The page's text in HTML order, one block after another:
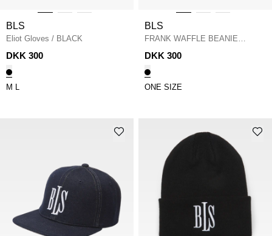
BLS
Eliot Gloves / BLACK
DKK 300
M L
BLS
FRANK WAFFLE BEANIE
202603083
DKK 300
ONE SIZE